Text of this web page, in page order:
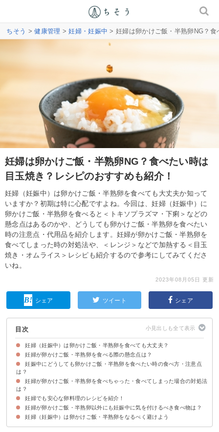
ちそう >健康管理 >妊婦・妊娠中 > 妊婦は卵かけご飯・半熟卵NG？
妊婦は卵かけご飯・半熟卵NG？食べたい時は
目玉焼き？レシピのおすすめも紹介！
妊婦（妊娠中）は卵かけご飯・半熟卵を食べても大丈夫か知って
いますか？初期は特に心配ですよね。今回は、妊婦（妊娠中）に
卵かけご飯・半熟卵を食べると＜トキソプラズマ・下痢＞などの
懸念点はあるのかや、どうしても卵かけご飯・半熟卵を食べたい
時の注意点・代用品を紹介します。妊婦が卵かけご飯・半熟卵を
食べてしまった時の対処法や、＜レンジ＞などで加熱する＜目玉
焼き・オムライス＞レシピも紹介するので参考にしてみてくださ
いね。
2023年08月05日 更新
シェア ツイート シェア
目次
妊婦（妊娠中）は卵かけご飯・半熟卵を食べても大丈夫？
妊娠中には卵かけご飯・半熟卵をなるべく食べない方が良い
妊婦が卵かけご飯・半熟卵を食べる際の懸念点は？
①リステリア菌による食中毒
②サルモネラ菌による食中毒
ただ妊娠中の卵や食生活が胎児のアレルギーに直接影響することはない
妊娠中にどうしても卵かけご飯・半熟卵を食べたい時の食べ方・注意点
は？
①卵は新鮮なものを選ぶ
②卵を割った・調理した後はなるべく早く食べる
③生卵に触れた手や調理器具は綺麗に洗う・消毒する
④すき焼きなどでは生卵の代用品を使うのも手
妊婦が卵かけご飯・半熟卵を食べちゃった・食べてしまった場合の対処法
は？
心配な場合は病院へ行くのが安心
妊婦でも安心な卵料理のレシピを紹介！
①目玉焼き
②レンジで簡単に作れるマグカップオムライス
③電子レンジで作る卵焼き
妊婦が卵かけご飯・半熟卵以外にも妊娠中に気を付けるべき食べ物は？
妊婦（妊娠中）は卵かけご飯・半熟卵をなるべく避けよう